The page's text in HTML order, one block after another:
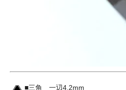
■三角 一辺4.2mm